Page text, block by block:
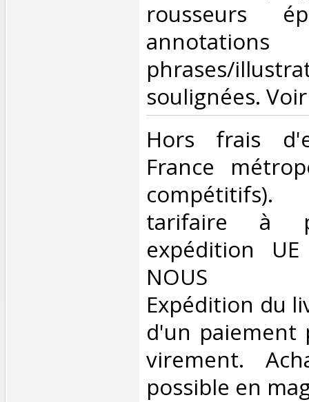
rousseurs
phrases/
soulignées.
‎Hors frais
France
compétitifs).
tarifaire à
expédition
NOUS
Expédition du
d'un paiement
virement.
possible en